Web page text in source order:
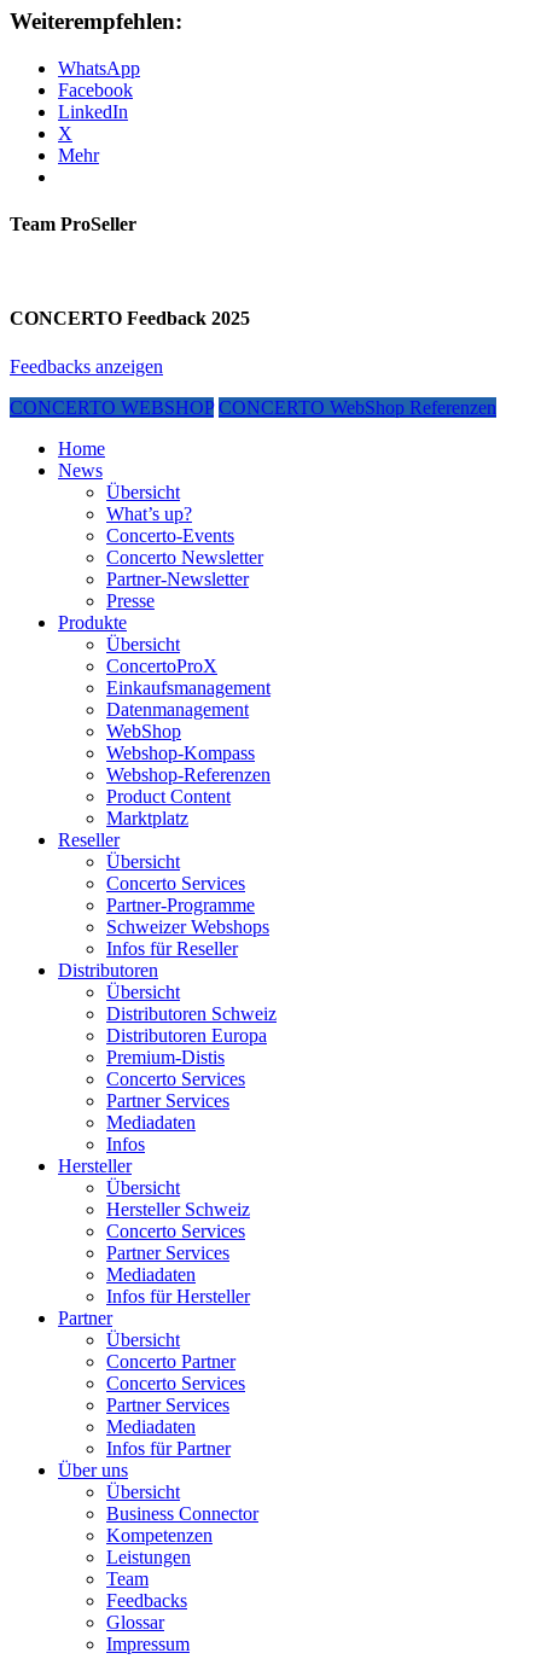
Weiterempfehlen:
WhatsApp
Facebook
LinkedIn
X
Mehr
Team ProSeller
CONCERTO Feedback 2025
Feedbacks anzeigen
CONCERTO WEBSHOP CONCERTO WebShop Referenzen
Home
News
Übersicht
What’s up?
Concerto-Events
Concerto Newsletter
Partner-Newsletter
Presse
Produkte
Übersicht
ConcertoProX
Einkaufsmanagement
Datenmanagement
WebShop
Webshop-Kompass
Webshop-Referenzen
Product Content
Marktplatz
Reseller
Übersicht
Concerto Services
Partner-Programme
Schweizer Webshops
Infos für Reseller
Distributoren
Übersicht
Distributoren Schweiz
Distributoren Europa
Premium-Distis
Concerto Services
Partner Services
Mediadaten
Infos
Hersteller
Übersicht
Hersteller Schweiz
Concerto Services
Partner Services
Mediadaten
Infos für Hersteller
Partner
Übersicht
Concerto Partner
Concerto Services
Partner Services
Mediadaten
Infos für Partner
Über uns
Übersicht
Business Connector
Kompetenzen
Leistungen
Team
Feedbacks
Glossar
Impressum